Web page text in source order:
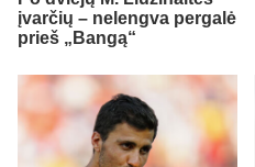
įvarčių – nelengva pergalė
prieš „Bangą“